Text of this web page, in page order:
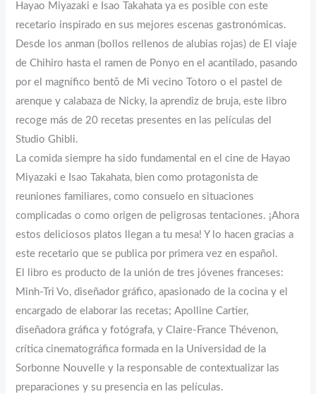
Hayao Miyazaki e Isao Takahata ya es posible con este
recetario inspirado en sus mejores escenas gastronómicas.
Desde los anman (bollos rellenos de alubias rojas) de El viaje
de Chihiro hasta el ramen de Ponyo en el acantilado, pasando
por el magnífico bentō de Mi vecino Totoro o el pastel de
arenque y calabaza de Nicky, la aprendiz de bruja, este libro
recoge más de 20 recetas presentes en las películas del
Studio Ghibli.
La comida siempre ha sido fundamental en el cine de Hayao
Miyazaki e Isao Takahata, bien como protagonista de
reuniones familiares, como consuelo en situaciones
complicadas o como origen de peligrosas tentaciones. ¡Ahora
estos deliciosos platos llegan a tu mesa! Y lo hacen gracias a
este recetario que se publica por primera vez en español.
El libro es producto de la unión de tres jóvenes franceses:
Minh-Tri Vo, diseñador gráfico, apasionado de la cocina y el
encargado de elaborar las recetas; Apolline Cartier,
diseñadora gráfica y fotógrafa, y Claire-France Thévenon,
crítica cinematográfica formada en la Universidad de la
Sorbonne Nouvelle y la responsable de contextualizar las
preparaciones y su presencia en las películas.